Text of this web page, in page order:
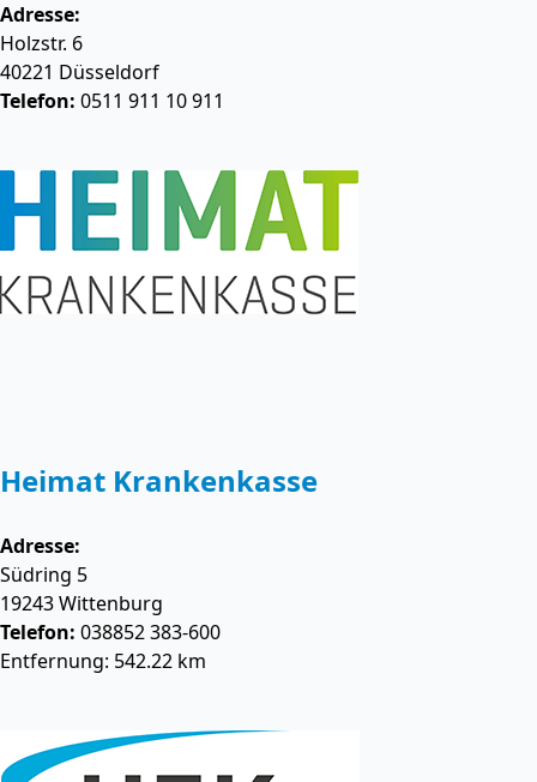
Adresse:
Holzstr. 6
40221 Düsseldorf
Telefon: 0511 911 10 911
Heimat Krankenkasse
Adresse:
Südring 5
19243Wittenburg
Telefon: 038852 383-600
Entfernung: 542.22 km